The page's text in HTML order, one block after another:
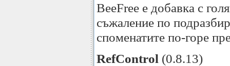
BeeFree е добавка с
съжаление по
споменатите по-горе
RefControl (0.8.13)